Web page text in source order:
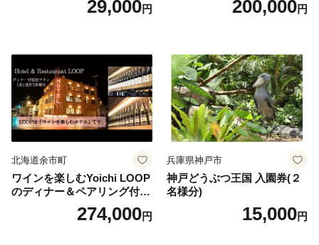
りばすぐ 石川県 小松市
29,000円 200,000円
北海道余市町
ワインを楽しむYoichi LOOP
のディナー＆ペアリング付宿
泊プラン＜デラックスツイン
274,000円
兵庫県神戸市
神戸どうぶつ王国 入園券(２
名様分)
15,000円